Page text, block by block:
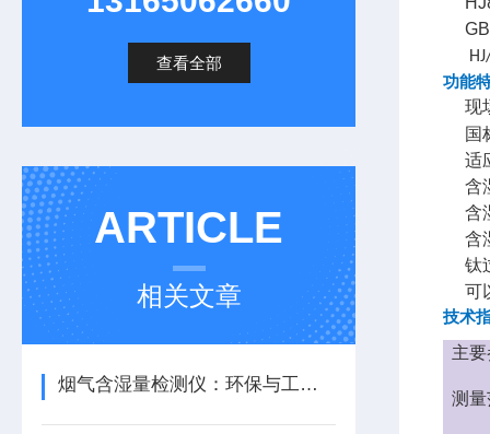
查看全部
ARTICLE
相关文章
烟气含湿量检测仪：环保与工业生产的得力助手
HJ/
功能
现
国
适
含
含
含
钛
可
技术
主
测